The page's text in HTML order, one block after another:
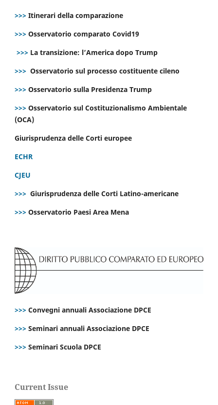
>>> Itinerari della comparazione
>>> Osservatorio comparato Covid19
>>> La transizione: l’America dopo Trump
>>> Osservatorio sul processo costituente cileno
>>> Osservatorio sulla Presidenza Trump
>>> Osservatorio sul Costituzionalismo Ambientale
(OCA)
Giurisprudenza delle Corti europee
ECHR
CJEU
>>> Giurisprudenza delle Corti Latino-americane
>>> Osservatorio Paesi Area Mena
>>> Convegni annuali Associazione DPCE
>>> Seminari annuali Associazione DPCE
>>> Seminari Scuola DPCE
Current Issue